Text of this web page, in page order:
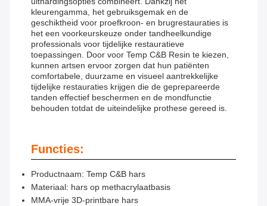
kleurengamma, het gebruiksgemak en de
geschiktheid voor proefkroon- en brugrestauraties is
het een voorkeurskeuze onder tandheelkundige
professionals voor tijdelijke restauratieve
toepassingen. Door voor Temp C&B Resin te kiezen,
kunnen artsen ervoor zorgen dat hun patiënten
comfortabele, duurzame en visueel aantrekkelijke
tijdelijke restauraties krijgen die de geprepareerde
tanden effectief beschermen en de mondfunctie
behouden totdat de uiteindelijke prothese gereed is.
Functies:
Productnaam: Temp C&B hars
Materiaal: hars op methacrylaatbasis
MMA-vrije 3D-printbare hars